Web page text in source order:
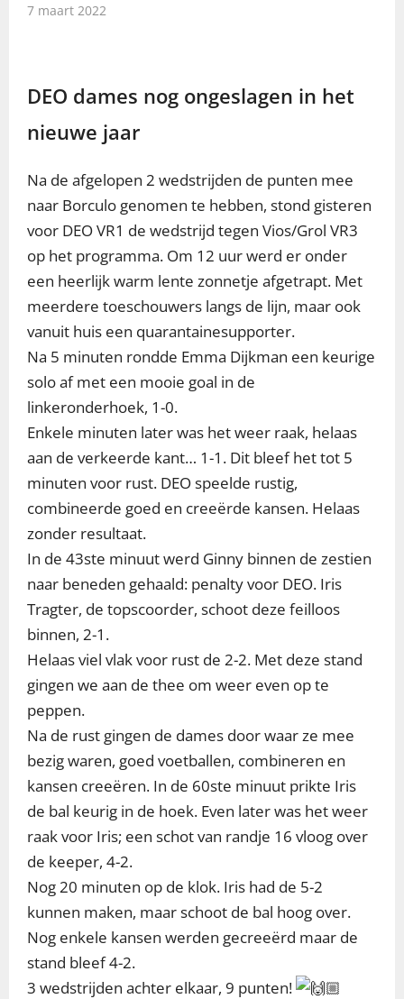
7 maart 2022
DEO dames nog ongeslagen in het
nieuwe jaar
Na de afgelopen 2 wedstrijden de punten mee
naar Borculo genomen te hebben, stond gisteren
voor DEO VR1 de wedstrijd tegen Vios/Grol VR3
op het programma. Om 12 uur werd er onder
een heerlijk warm lente zonnetje afgetrapt. Met
meerdere toeschouwers langs de lijn, maar ook
vanuit huis een quarantainesupporter.
Na 5 minuten rondde Emma Dijkman een keurige
solo af met een mooie goal in de
linkeronderhoek, 1-0.
Enkele minuten later was het weer raak, helaas
aan de verkeerde kant… 1-1. Dit bleef het tot 5
minuten voor rust. DEO speelde rustig,
combineerde goed en creeërde kansen. Helaas
zonder resultaat.
In de 43ste minuut werd Ginny binnen de zestien
naar beneden gehaald: penalty voor DEO. Iris
Tragter, de topscoorder, schoot deze feilloos
binnen, 2-1.
Helaas viel vlak voor rust de 2-2. Met deze stand
gingen we aan de thee om weer even op te
peppen.
Na de rust gingen de dames door waar ze mee
bezig waren, goed voetballen, combineren en
kansen creeëren. In de 60ste minuut prikte Iris
de bal keurig in de hoek. Even later was het weer
raak voor Iris; een schot van randje 16 vloog over
de keeper, 4-2.
Nog 20 minuten op de klok. Iris had de 5-2
kunnen maken, maar schoot de bal hoog over.
Nog enkele kansen werden gecreeërd maar de
stand bleef 4-2.
3 wedstrijden achter elkaar, 9 punten!